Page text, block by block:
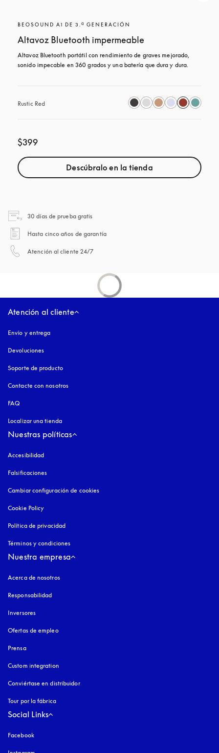
BEOSOUND A1 DE 3.ª GENERACIÓN
Altavoz Bluetooth impermeable
Altavoz Bluetooth portátil con rendimiento de graves mejorado,
sonido impecable en 360 grados y una batería que dura y dura.
Rustic Red
$399
Descúbralo en la tienda
30 días de prueba gratis
Hasta cinco años de garantía
Atención al cliente 24/7
Atención al cliente
Envío y entrega
Devoluciones
Soporte de producto
Contacte con nosotros
FAQ
Localizar una tienda
Nuestras políticas
Accesibilidad
Falsificaciones
Cambiar configuración de cookies
Cookie Policy
Política de privacidad
Términos y condiciones
Nuestra empresa
Acerca de nosotros
Responsabilidad
Inversores
Ofertas de empleo
Prensa
Custom integration
Conviértase en distribuidor
Tour por la fábrica
Social Links
Facebook